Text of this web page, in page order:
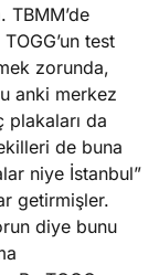
TBMM’de
test
zorunda,
anki merkez
plakaları da
de buna
niye İstanbul”
getirmişler.
diye bunu